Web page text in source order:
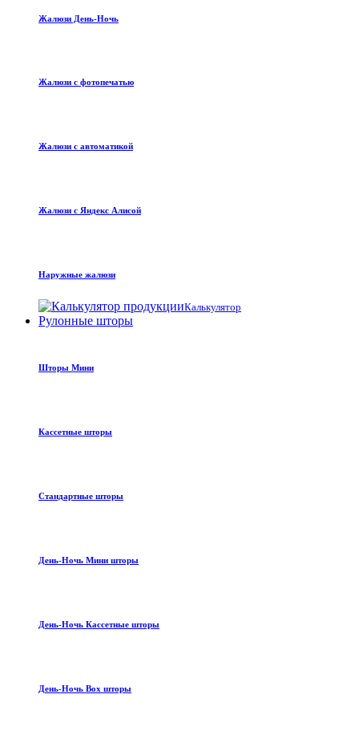
Жалюзи День-Ночь
Жалюзи с фотопечатью
Жалюзи с автоматикой
Жалюзи с Яндекс Алисой
Наружные жалюзи
Калькулятор
Рулонные шторы
Шторы Мини
Кассетные шторы
Стандартные шторы
День-Ночь Мини шторы
День-Ночь Кассетные шторы
День-Ночь Box шторы